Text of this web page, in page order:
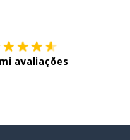
avaliações